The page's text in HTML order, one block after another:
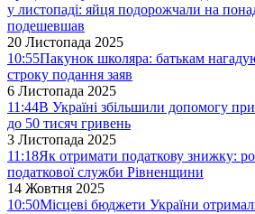
у листопаді: яйця подорожчали на
подешевшав
20 Листопада 2025
10:55Пакунок школяра: батькам
строку подання заяв
6 Листопада 2025
11:44В Україні збільшили допомогу
до 50 тисяч гривень
3 Листопада 2025
11:18Як отримати податкову знижку:
податкової служби Рівненщини
14 Жовтня 2025
10:50Місцеві бюджети України